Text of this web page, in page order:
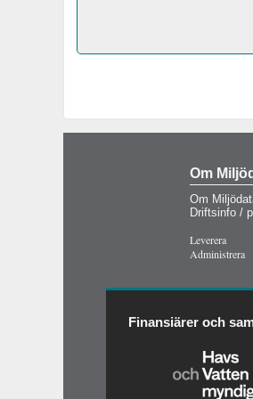
Om
Om
Driftsinfo /
Leverera
Administrera
Finansiärer och